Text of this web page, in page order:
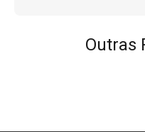
Outras